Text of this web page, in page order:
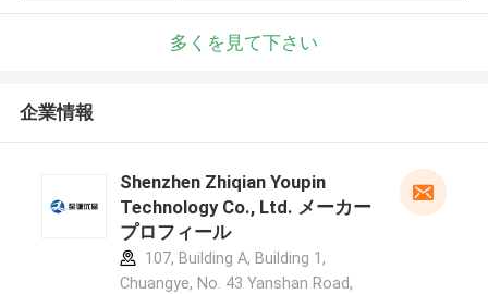
多くを見て下さい
企業情報
Shenzhen Zhiqian Youpin
Technology Co., Ltd. メーカー
プロフィール
107, Building A, Building 1,
Chuangye, No. 43 Yanshan Road,